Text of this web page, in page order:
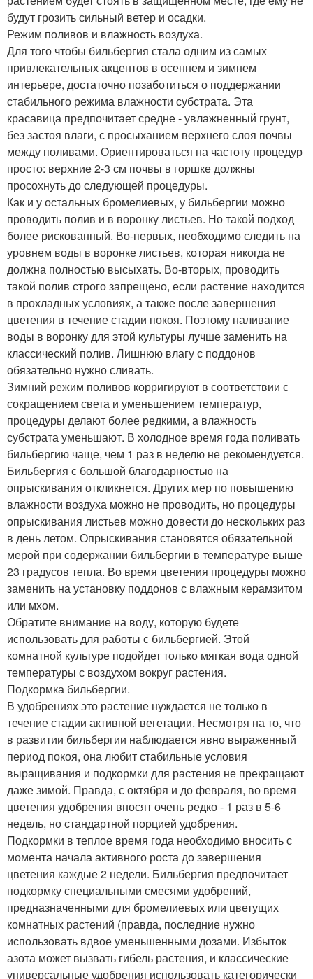
будут грозить сильный ветер и осадки.
Режим поливов и влажность воздуха.
Для того чтобы бильбергия стала одним из самых
привлекательных акцентов в осеннем и зимнем
интерьере, достаточно позаботиться о поддержании
стабильного режима влажности субстрата. Эта
красавица предпочитает средне - увлажненный грунт,
без застоя влаги, с просыханием верхнего слоя почвы
между поливами. Ориентироваться на частоту процедур
просто: верхние 2-3 см почвы в горшке должны
просохнуть до следующей процедуры.
Как и у остальных бромелиевых, у бильбергии можно
проводить полив и в воронку листьев. Но такой подход
более рискованный. Во-первых, необходимо следить на
уровнем воды в воронке листьев, которая никогда не
должна полностью высыхать. Во-вторых, проводить
такой полив строго запрещено, если растение находится
в прохладных условиях, а также после завершения
цветения в течение стадии покоя. Поэтому наливание
воды в воронку для этой культуры лучше заменить на
классический полив. Лишнюю влагу с поддонов
обязательно нужно сливать.
Зимний режим поливов корригируют в соответствии с
сокращением света и уменьшением температур,
процедуры делают более редкими, а влажность
субстрата уменьшают. В холодное время года поливать
бильбергию чаще, чем 1 раз в неделю не рекомендуется.
Бильбергия с большой благодарностью на
опрыскивания откликнется. Других мер по повышению
влажности воздуха можно не проводить, но процедуры
опрыскивания листьев можно довести до нескольких раз
в день летом. Опрыскивания становятся обязательной
мерой при содержании бильбергии в температуре выше
23 градусов тепла. Во время цветения процедуры можно
заменить на установку поддонов с влажным керамзитом
или мхом.
Обратите внимание на воду, которую будете
использовать для работы с бильбергией. Этой
комнатной культуре подойдет только мягкая вода одной
температуры с воздухом вокруг растения.
Подкормка бильбергии.
В удобрениях это растение нуждается не только в
течение стадии активной вегетации. Несмотря на то, что
в развитии бильбергии наблюдается явно выраженный
период покоя, она любит стабильные условия
выращивания и подкормки для растения не прекращают
даже зимой. Правда, с октября и до февраля, во время
цветения удобрения вносят очень редко - 1 раз в 5-6
недель, но стандартной порцией удобрения.
Подкормки в теплое время года необходимо вносить с
момента начала активного роста до завершения
цветения каждые 2 недели. Бильбергия предпочитает
подкормку специальными смесями удобрений,
предназначенными для бромелиевых или цветущих
комнатных растений (правда, последние нужно
использовать вдвое уменьшенными дозами. Избыток
азота может вызвать гибель растения, и классические
универсальные удобрения использовать категорически